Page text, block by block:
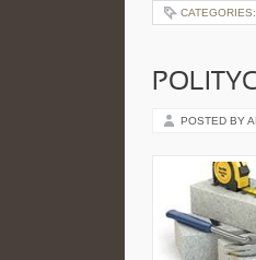
CATEGORIES:
POSTED BY